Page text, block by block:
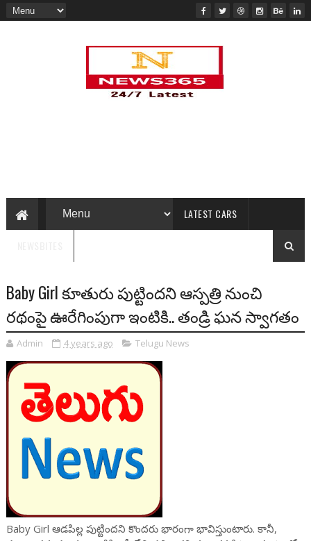
LATEST CARS
Baby Girl కూతురు పుట్టిందని ఆస్పత్రి నుంచి
రథంపై ఊరేగింపుగా ఇంటికి.. తండ్రి ఘన స్వాగతం
Admin 4 years ago Telugu News
Baby Girl ఆడపిల్ల పుట్టిందని కొందరు భారంగా భావిస్తుంటారు. కానీ,